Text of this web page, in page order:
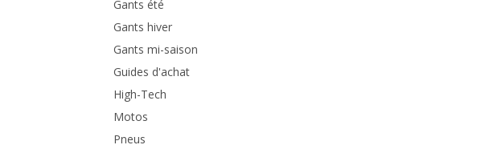
Gants été
Gants hiver
Gants mi-saison
Guides d'achat
High-Tech
Motos
Pneus